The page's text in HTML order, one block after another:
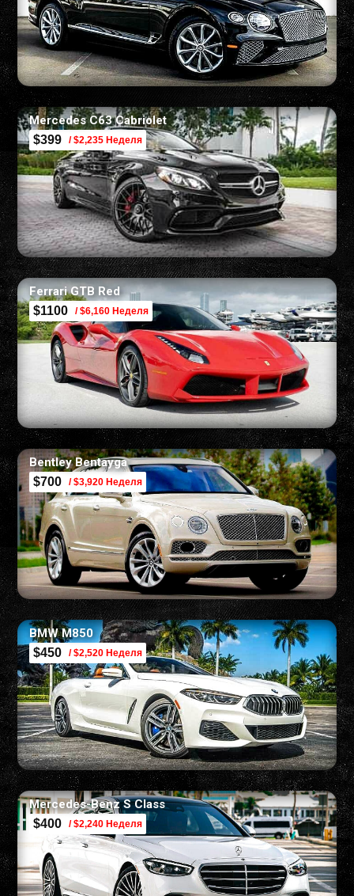
Mercedes C63 Cabriolet
$399 / $2,235 Неделя
Ferrari GTB Red
$1100 / $6,160 Неделя
Bentley Bentayga
$700 / $3,920 Неделя
BMW M850
$450 / $2,520 Неделя
Mercedes-Benz S Class
$400 / $2,240 Неделя